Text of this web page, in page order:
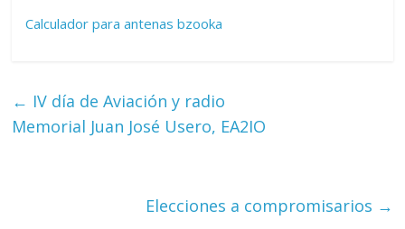
Calculador para antenas bzooka
← IV día de Aviación y radio
Memorial Juan José Usero, EA2IO
Elecciones a compromisarios →